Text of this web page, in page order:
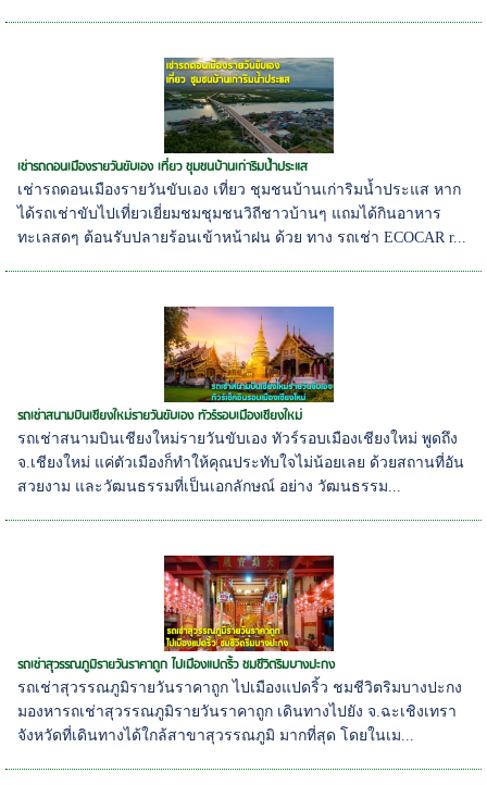
เช่ารถดอนเมืองรายวันขับเอง เที่ยว ชุมชนบ้านเก่าริมน้ำประแส
เช่ารถดอนเมืองรายวันขับเอง เที่ยว ชุมชนบ้านเก่าริมน้ำประแส หาก
ได้รถเช่าขับไปเที่ยวเยี่ยมชมชุมชนวิถีชาวบ้านๆ แถมได้กินอาหาร
ทะเลสดๆ ต้อนรับปลายร้อนเข้าหน้าฝน ด้วย ทาง รถเช่า ECOCAR r...
รถเช่าสนามบินเชียงใหม่รายวันขับเอง ทัวร์รอบเมืองเชียงใหม่
รถเช่าสนามบินเชียงใหม่รายวันขับเอง ทัวร์รอบเมืองเชียงใหม่ พูดถึง
จ.เชียงใหม่ แค่ตัวเมืองก็ทำให้คุณประทับใจไม่น้อยเลย ด้วยสถานที่อัน
สวยงาม และวัฒนธรรมที่เป็นเอกลักษณ์ อย่าง วัฒนธรรม...
รถเช่าสุวรรณภูมิรายวันราคาถูก ไปเมืองแปดริ้ว ชมชีวิตริมบางปะกง
รถเช่าสุวรรณภูมิรายวันราคาถูก ไปเมืองแปดริ้ว ชมชีวิตริมบางปะกง
มองหารถเช่าสุวรรณภูมิรายวันราคาถูก เดินทางไปยัง จ.ฉะเชิงเทรา
จังหวัดที่เดินทางได้ใกล้สาขาสุวรรณภูมิ มากที่สุด โดยในเม...